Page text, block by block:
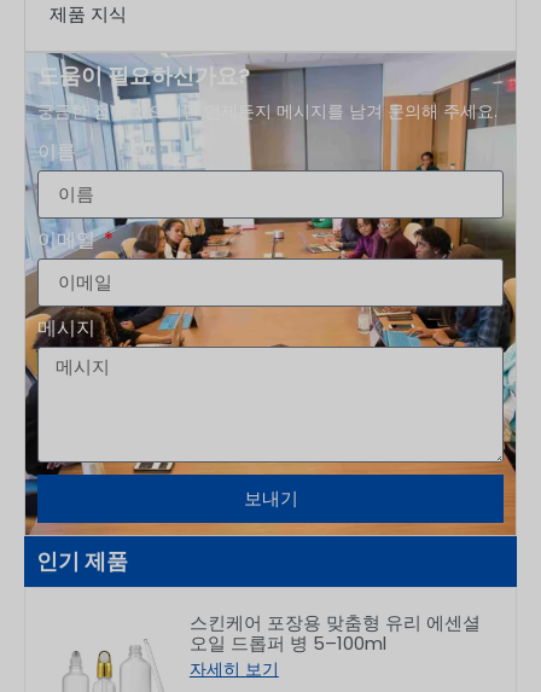
제품 지식
도움이 필요하신가요?
궁금한 점이 있으시면 언제든지 메시지를 남겨 문의해 주세요.
이름
이메일
메시지
보내기
인기 제품
스킨케어 포장용 맞춤형 유리 에센셜
오일 드롭퍼 병 5–100ml
자세히 보기